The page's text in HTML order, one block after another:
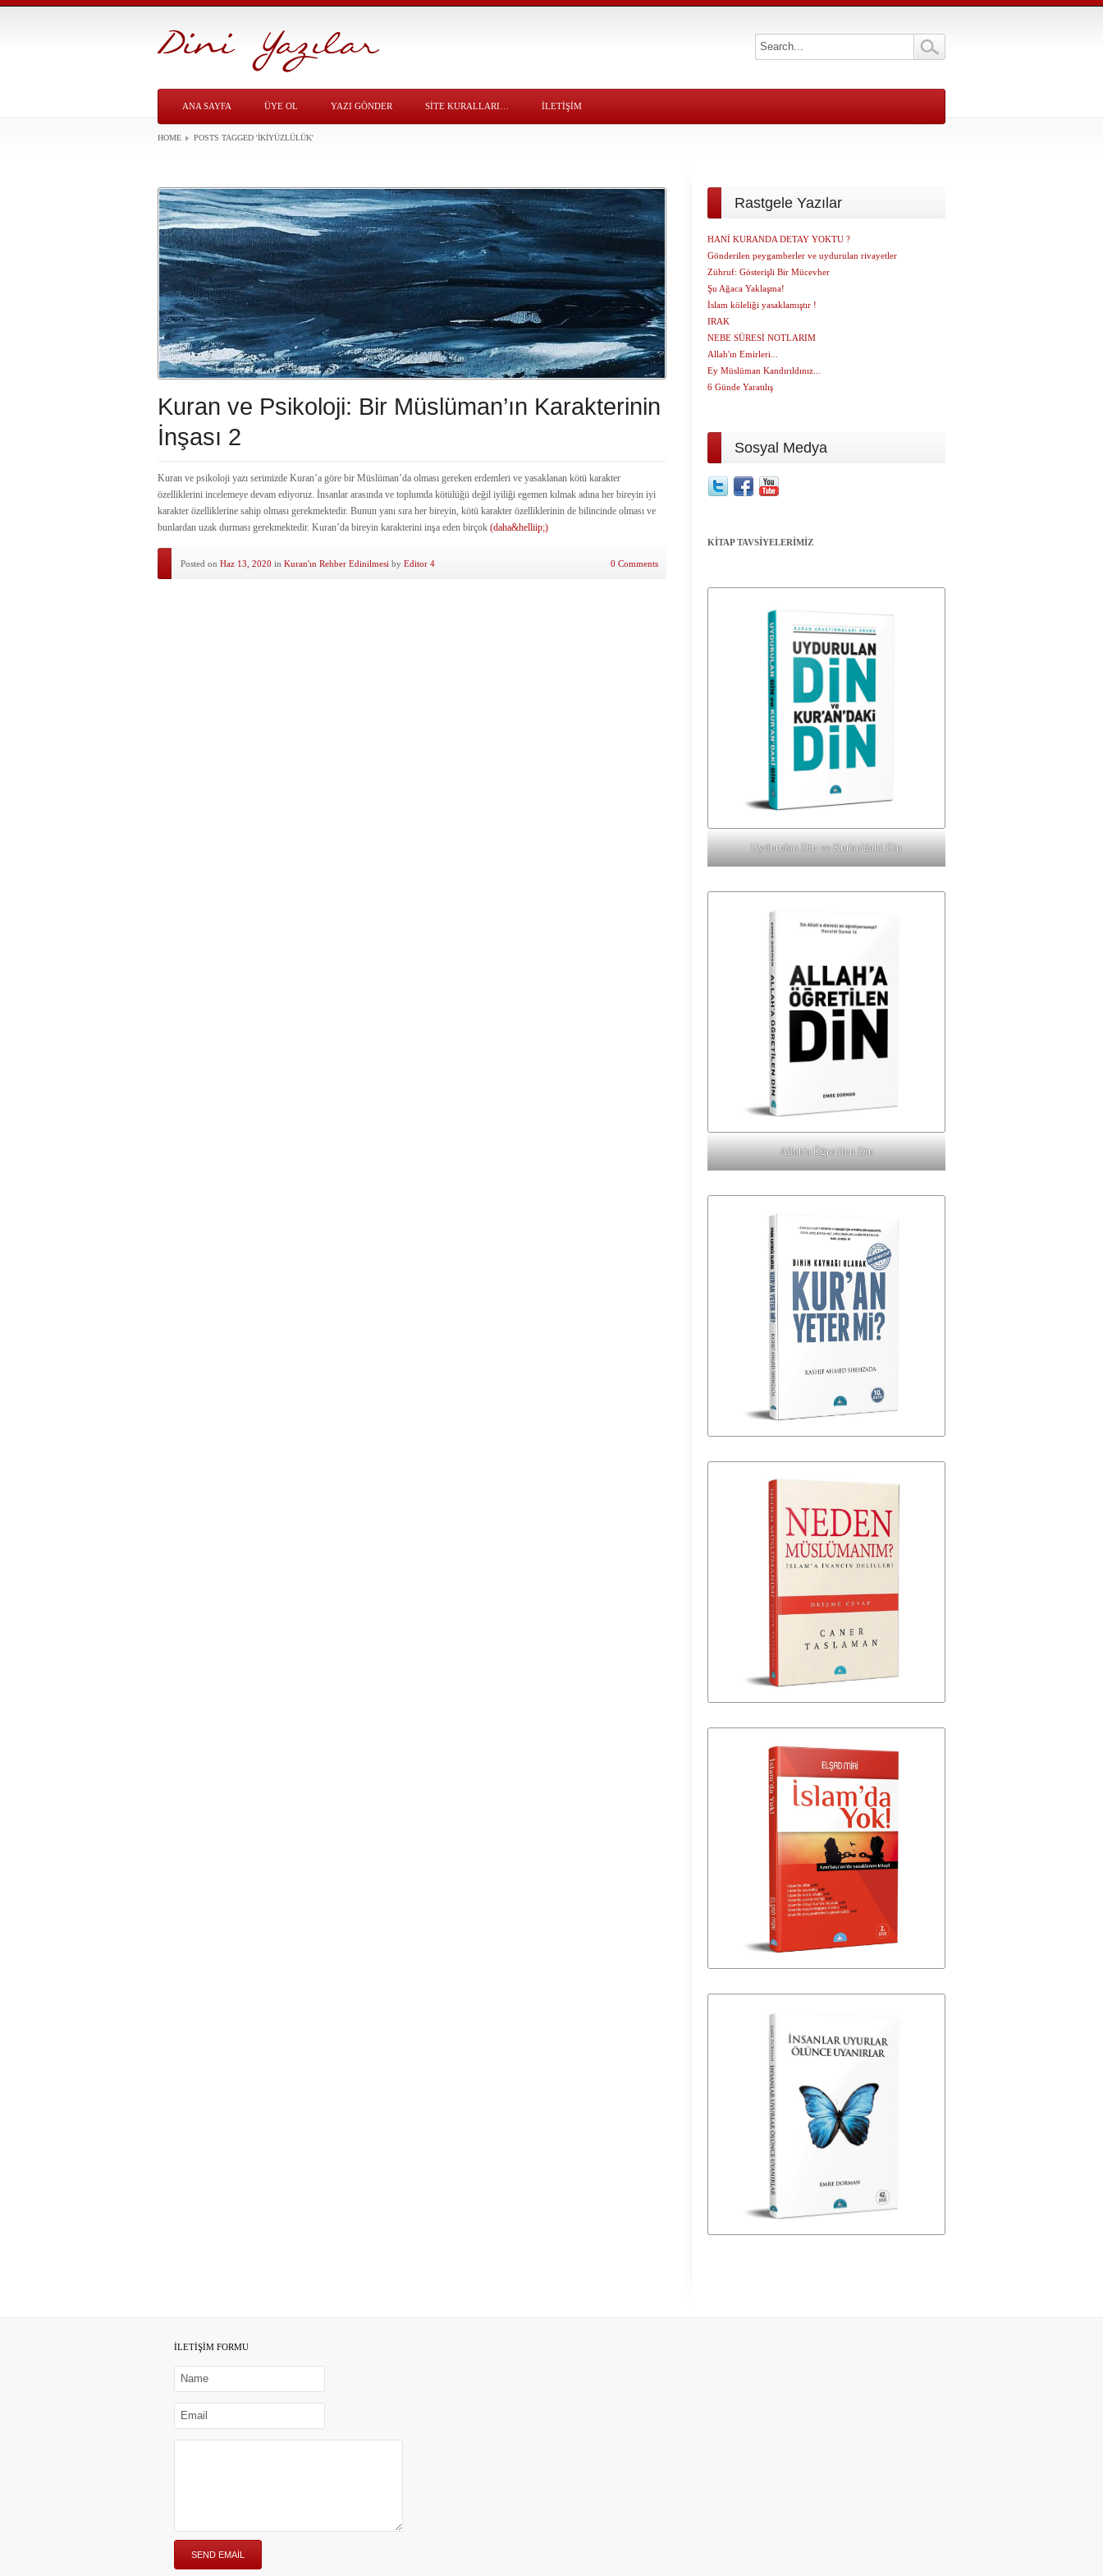
ANA SAYFA ÜYE OL YAZI GÖNDER SITE KURALLARI… İLETİŞİM
HOME POSTS TAGGED 'IKIYÜZLÜLÜK'
Kuran ve Psikoloji: Bir Müslüman’ın Karakterinin
İnşası 2
Kuran ve psikoloji yazı serimizde Kuran’a göre bir Müslüman’da olması gereken erdemleri ve yasaklanan kötü karakter
özelliklerini incelemeye devam ediyoruz. İnsanlar arasında ve toplumda kötülüğü değil iyiliği egemen kılmak adına her bireyin iyi
karakter özelliklerine sahip olması gerekmektedir. Bunun yanı sıra her bireyin, kötü karakter özelliklerinin de bilincinde olması ve
bunlardan uzak durması gerekmektedir. Kuran’da bireyin karakterini inşa eden birçok (daha&helliip;)
Posted on Haz 13, 2020 in Kuran'ın Rehber Edinilmesi by Editor 4 0 Comments
Rastgele Yazılar
HANİ KURANDA DETAY YOKTU ?
Gönderilen peygamberler ve uydurulan rivayetler
Zühruf: Gösterişli Bir Mücevher
Şu Ağaca Yaklaşma!
İslam köleliği yasaklamıştır !
IRAK
NEBE SÜRESİ NOTLARIM
Allah'ın Emirleri...
Ey Müslüman Kandırıldınız...
6 Günde Yaratılış
Sosyal Medya
KİTAP TAVSİYELERİMİZ
Uydurulan Din ve Kur'an'daki Din
Allah'a Öğretilen Din
İLETİŞİM FORMU